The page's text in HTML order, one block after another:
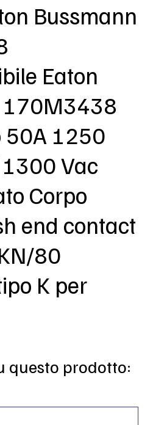
Bussmann
Eaton
170M3438
50A 1250
Vac
Corpo
end contact
80
K per
questo prodotto: